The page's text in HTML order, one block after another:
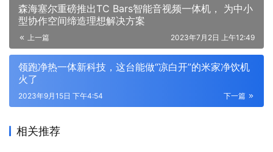
森海塞尔重磅推出TC Bars智能音视频一体机， 为中小
型协作空间缔造理想解决方案
上一篇 2023年7月2日 上午12:49
领跑净热一体新科技，这台能做“凉白开”的米家净饮机
火了
下一篇
2023年9月15日 下午4:54
相关推荐